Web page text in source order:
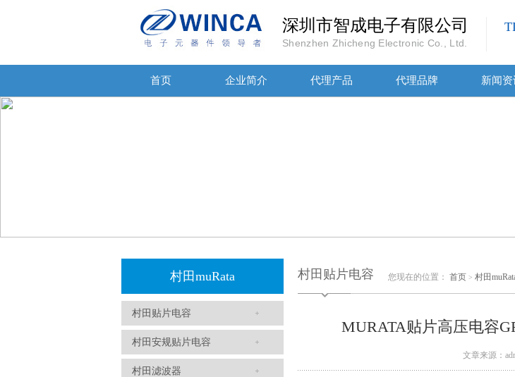
深圳市智成电子有限公司
Shenzhen Zhicheng Electronic Co., Ltd.
首页 企业简介 代理产品 代理品牌 新闻资
村田muRata
村田贴片电容
村田安规贴片电容
村田滤波器
村田贴片电容 您现在的位置： 首页 > 村田
MURATA贴片高压电容
文章来源：